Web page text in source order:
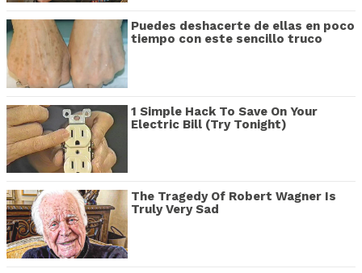
Puedes deshacerte de ellas en poco
tiempo con este sencillo truco
1 Simple Hack To Save On Your
Electric Bill (Try Tonight)
The Tragedy Of Robert Wagner Is
Truly Very Sad